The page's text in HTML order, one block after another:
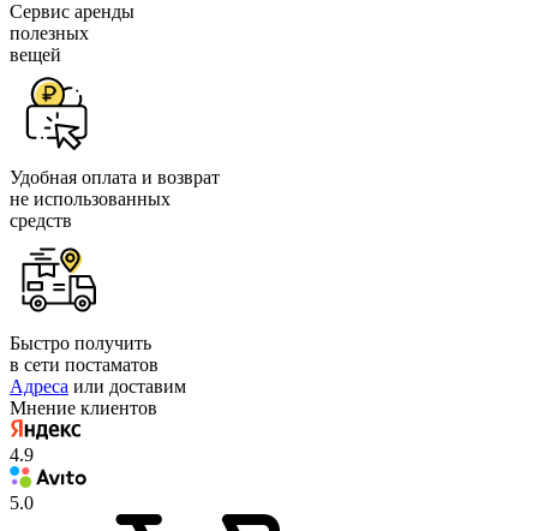
Сервис аренды
полезных
вещей
Удобная оплата и возврат
не использованных
средств
Быстро получить
в сети постаматов
Адреса или доставим
Мнение клиентов
4.9
5.0